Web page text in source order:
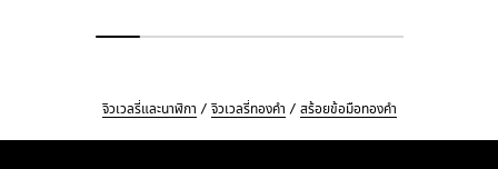
จิวเวลรี่และนาฬิกา จิวเวลรี่ทองคำ สร้อยข้อมือทองคำ